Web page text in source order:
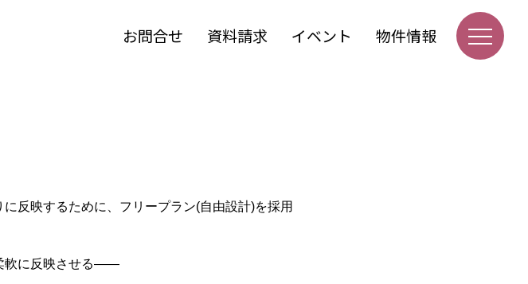
お問合せ 資料請求 イベント 物件情報
反映するために、フリープラン(自由設計)を採用
軟に反映させる――